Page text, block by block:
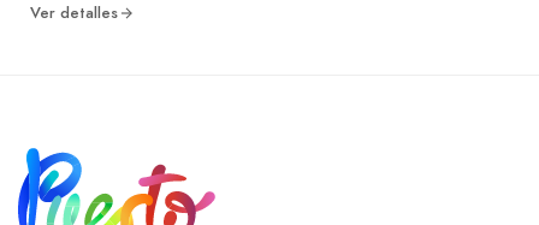
Ver detalles